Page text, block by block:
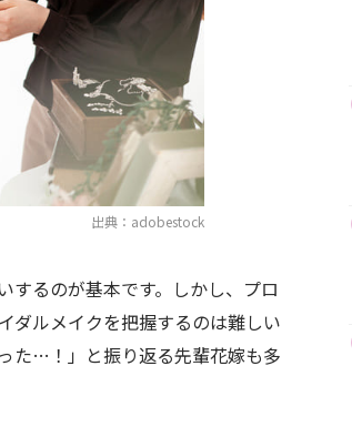
出典：adobestock
するのが基本です。しかし、プロ
ダルメイクを把握するのは難しい
た…！」と振り返る先輩花嫁も多